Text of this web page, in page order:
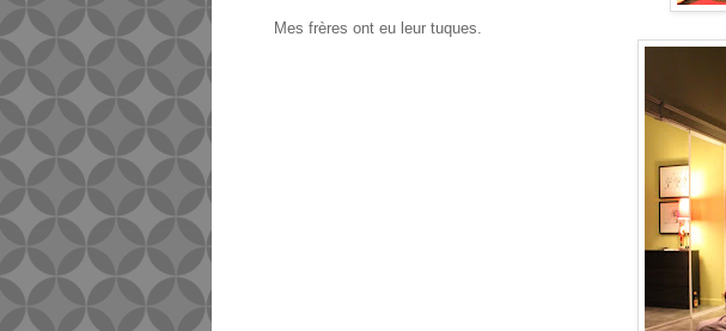
Mes frères ont eu leur tuques.